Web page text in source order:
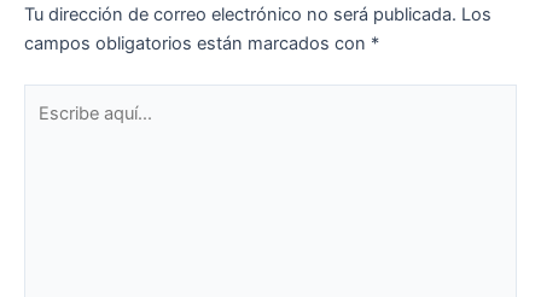
Tu dirección de correo electrónico no será publicada. Los
campos obligatorios están marcados con *
aquí...